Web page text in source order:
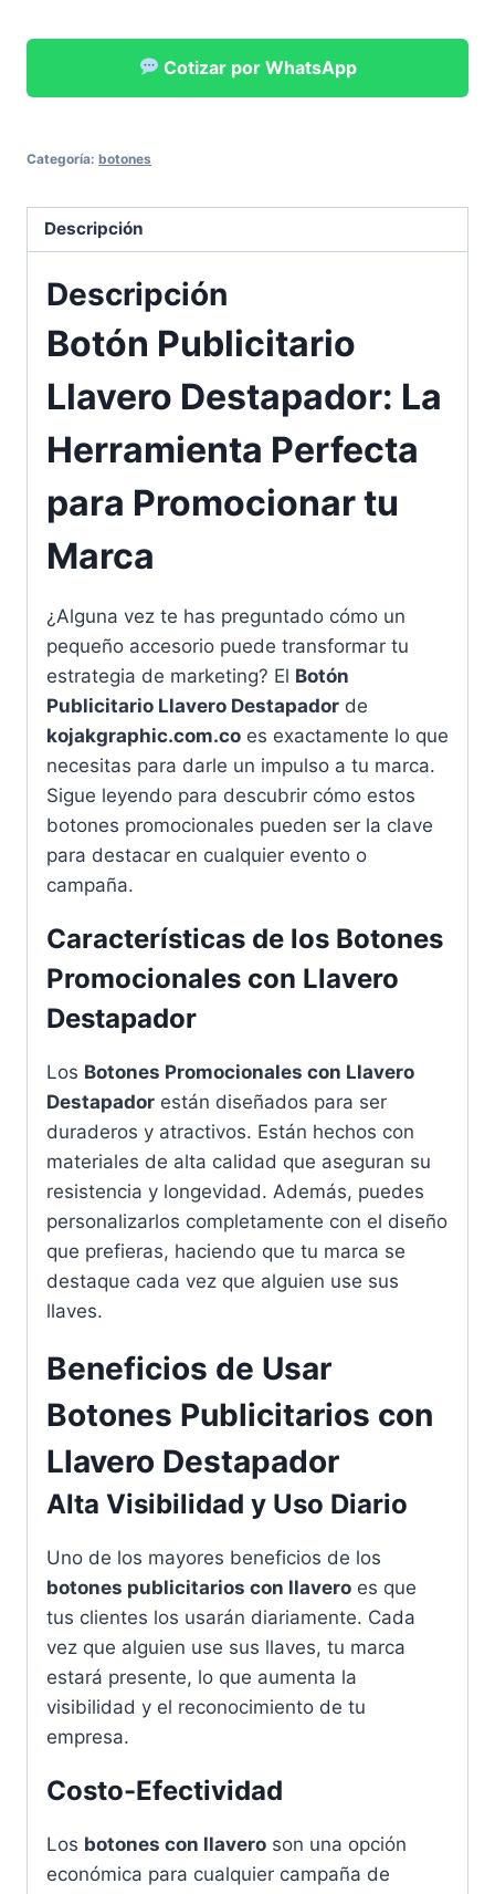
Cotizar por WhatsApp
Categoría: botones
Descripción
Descripción
Botón Publicitario
Llavero Destapador: La
Herramienta Perfecta
para Promocionar tu
Marca
¿Alguna vez te has preguntado cómo un
pequeño accesorio puede transformar tu
estrategia de marketing? El Botón
Publicitario Llavero Destapador de
kojakgraphic.com.co es exactamente lo que
necesitas para darle un impulso a tu marca.
Sigue leyendo para descubrir cómo estos
botones promocionales pueden ser la clave
para destacar en cualquier evento o
campaña.
Características de los Botones
Promocionales con Llavero
Destapador
Los Botones Promocionales con Llavero
Destapador están diseñados para ser
duraderos y atractivos. Están hechos con
materiales de alta calidad que aseguran su
resistencia y longevidad. Además, puedes
personalizarlos completamente con el diseño
que prefieras, haciendo que tu marca se
destaque cada vez que alguien use sus
llaves.
Beneficios de Usar
Botones Publicitarios con
Llavero Destapador
Alta Visibilidad y Uso Diario
Uno de los mayores beneficios de los
botones publicitarios con llavero es que
tus clientes los usarán diariamente. Cada
vez que alguien use sus llaves, tu marca
estará presente, lo que aumenta la
visibilidad y el reconocimiento de tu
empresa.
Costo-Efectividad
Los botones con llavero son una opción
económica para cualquier campaña de